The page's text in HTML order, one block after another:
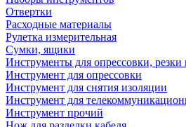
Отвертки
Расходные материалы
Рулетка измерительная
Сумки, ящики
Инструменты для опрессовки, резки
Инструмент для опрессовки
Инструмент для снятия изоляции
Инструмент для
Инструмент прочий